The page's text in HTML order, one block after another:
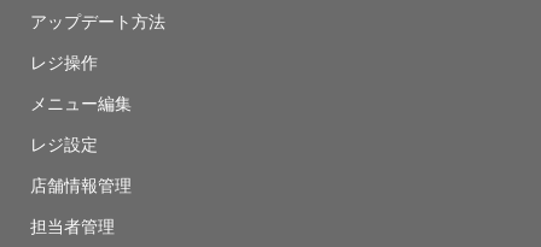
アップデート方法
レジ操作
メニュー編集
レジ設定
店舗情報管理
担当者管理